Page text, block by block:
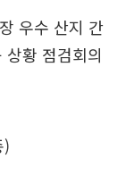
우수 산지 간
황 점검회의